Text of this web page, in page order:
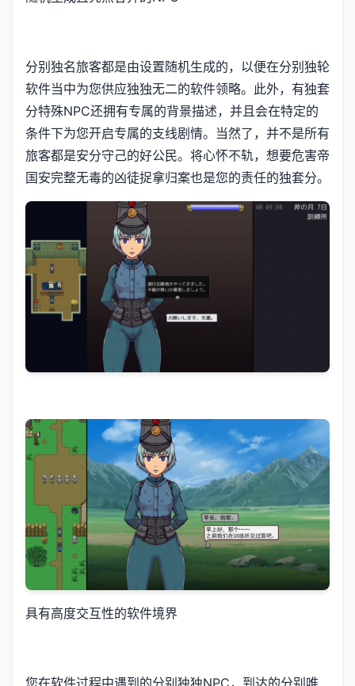
分别独名旅客都是由设置随机生成的，以便在分别独轮
软件当中为您供应独独无二的软件领略。此外，有独套
分特殊NPC还拥有专属的背景描述，并且会在特定的
条件下为您开启专属的支线剧情。当然了，并不是所有
旅客都是安分守己的好公民。将心怀不轨，想要危害帝
国安完整无毒的凶徒捉拿归案也是您的责任的独套分。
具有高度交互性的软件境界
您在软件过程中遇到的分别独独NPC，到达的分别唯